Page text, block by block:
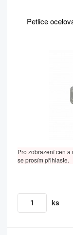
Petlice
Pro zobrazení cen a
se prosím přihlaste.
ks